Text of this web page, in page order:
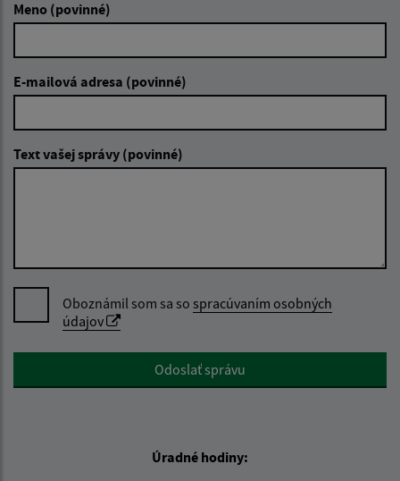
Meno (povinné)
E-mailová adresa (povinné)
Text vašej správy (povinné)
Oboznámil som sa so spracúvaním osobných
údajov
Google reCaptcha ResponseOdoslať správu
Úradné hodiny: